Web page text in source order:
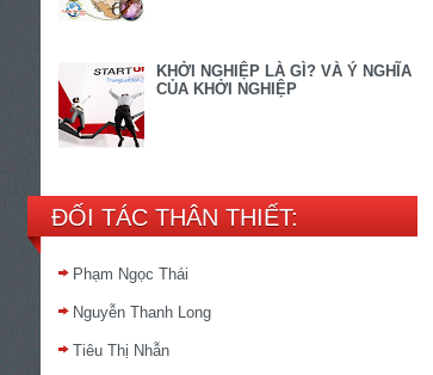
KHỞI NGHIỆP LÀ GÌ? VÀ Ý NGHĨA
CỦA KHỞI NGHIỆP
ĐỐI TÁC THÂN THIẾT:
Phạm Ngọc Thái
Nguyễn Thanh Long
Tiêu Thị Nhẫn